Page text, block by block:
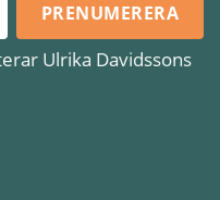
PRENUMERERA
Ulrika Davidssons